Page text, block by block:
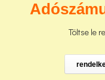
Töltse le